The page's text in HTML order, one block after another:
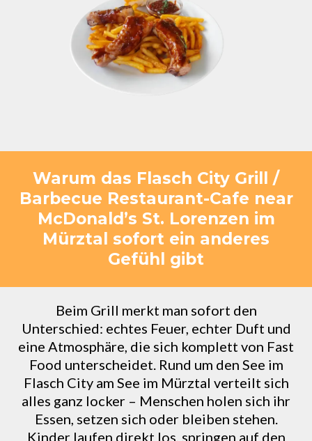
Warum das Flasch City Grill /
Barbecue Restaurant-Cafe near
McDonald’s St. Lorenzen im
Mürztal sofort ein anderes
Gefühl gibt
Beim Grill merkt man sofort den
Unterschied: echtes Feuer, echter Duft und
eine Atmosphäre, die sich komplett von Fast
Food unterscheidet. Rund um den See im
Flasch City am See im Mürztal verteilt sich
alles ganz locker – Menschen holen sich ihr
Essen, setzen sich oder bleiben stehen.
Kinder laufen direkt los, springen auf den